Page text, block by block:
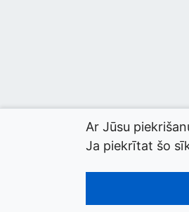
© 2026 termini.gov.lv.
Ar Jūsu
Ja piekrītat šo